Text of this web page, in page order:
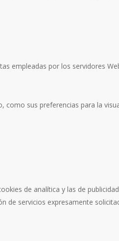
empleadas por los servidores
sus preferencias para la
de analítica y las de
de servicios expresamente